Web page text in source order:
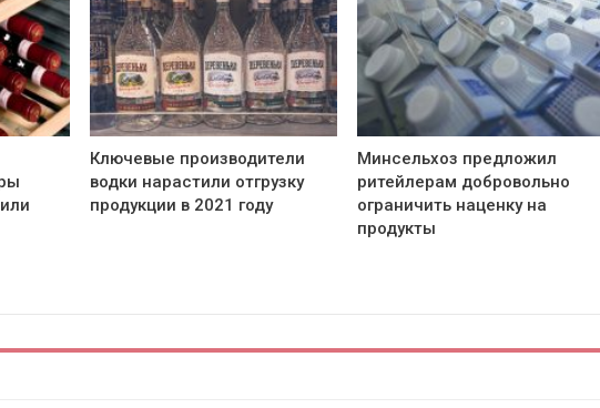
Ключевые производители
водки нарастили отгрузку
продукции в 2021 году
Минсельхоз предложил
ритейлерам добровольно
ограничить наценку на
продукты